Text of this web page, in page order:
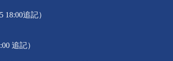
追記）
追記）